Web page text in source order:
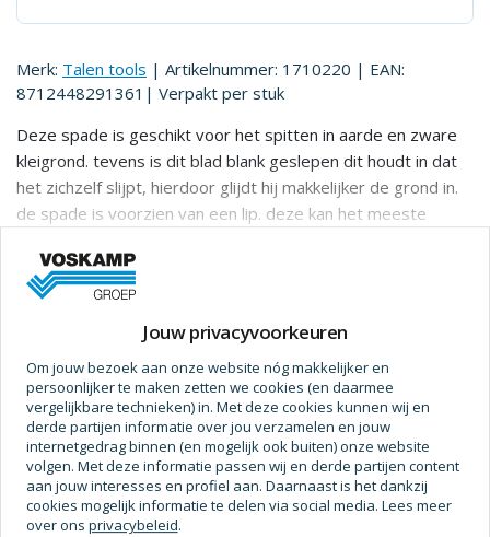
Merk: Talen tools | Artikelnummer: 1710220 | EAN:
8712448291361 | Verpakt per stuk
Deze spade is geschikt voor het spitten in aarde en zware
kleigrond. tevens is dit blad blank geslepen dit houdt in dat
het zichzelf slijpt, hierdoor glijdt hij makkelijker de grond in.
de spade is voorzien van een lip. deze kan het meeste
het hout. om er plezierig mee te werken moet u vooral druk
op de kruk (t-greep) zetten en de andere hand op het
ervoor dat de spade soepel in de grond gestoken kan
worden.
Meer informatie
Specificaties
Afmetingen
Gewicht
Jouw privacyvoorkeuren
Om jouw bezoek aan onze website nóg makkelijker en
persoonlijker te maken zetten we cookies (en daarmee
vergelijkbare technieken) in. Met deze cookies kunnen wij en
derde partijen informatie over jou verzamelen en jouw
internetgedrag binnen (en mogelijk ook buiten) onze website
volgen. Met deze informatie passen wij en derde partijen content
aan jouw interesses en profiel aan. Daarnaast is het dankzij
cookies mogelijk informatie te delen via social media. Lees meer
over ons privacybeleid.